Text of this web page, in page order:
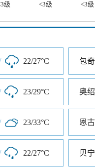
级 <3级 <3级
22/27°C 包奇
23/29°C 奥
23/33°C 恩
22/27°C 贝